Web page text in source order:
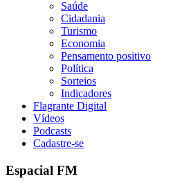
Saúde
Cidadania
Turismo
Economia
Pensamento positivo
Política
Sorteios
Indicadores
Flagrante Digital
Vídeos
Podcasts
Cadastre-se
Espacial FM